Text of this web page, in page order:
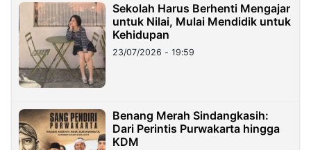
Sekolah Harus Berhenti Mengajar
untuk Nilai, Mulai Mendidik untuk
Kehidupan
23/07/2026 - 19:59
Benang Merah Sindangkasih:
Dari Perintis Purwakarta hingga
KDM